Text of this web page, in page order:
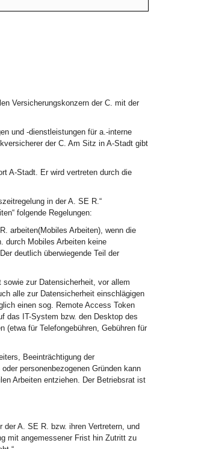
Versicherungskonzern der C. mit der
und -dienstleistungen für a.-interne
der C. Am Sitz in A-Stadt gibt
A-Stadt. Er wird vertreten durch die
in der A. SE R.“
folgende Regelungen:
arbeiten(Mobiles Arbeiten), wenn die
durch Mobiles Arbeiten keine
deutlich überwiegende Teil der
zur Datensicherheit, vor allem
alle zur Datensicherheit einschlägigen
einen sog. Remote Access Token
das IT-System bzw. den Desktop des
(etwa für Telefongebühren, Gebühren für
Beeinträchtigung der
personenbezogenen Gründen kann
Arbeiten entziehen. Der Betriebsrat ist
A. SE R. bzw. ihren Vertretern, und
mit angemessener Frist hin Zutritt zu